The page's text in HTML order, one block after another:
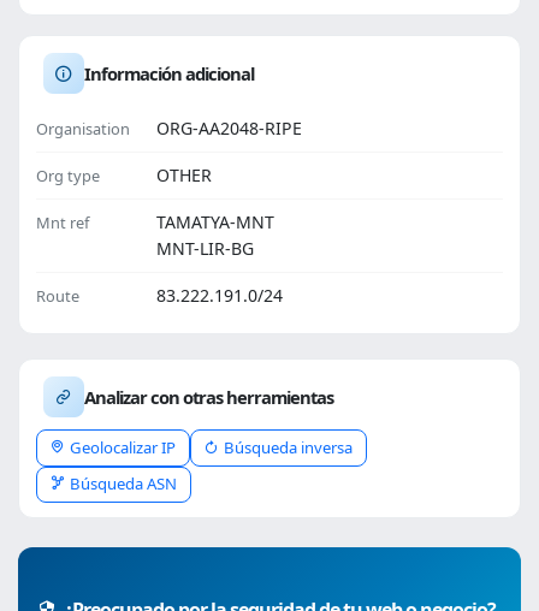
Información adicional
Organisation ORG-AA2048-RIPE
Org type OTHER
Mnt ref
TAMATYA-MNT
MNT-LIR-BG
Route 83.222.191.0/24
Analizar con otras herramientas
Geolocalizar IP
Búsqueda inversa
Búsqueda ASN